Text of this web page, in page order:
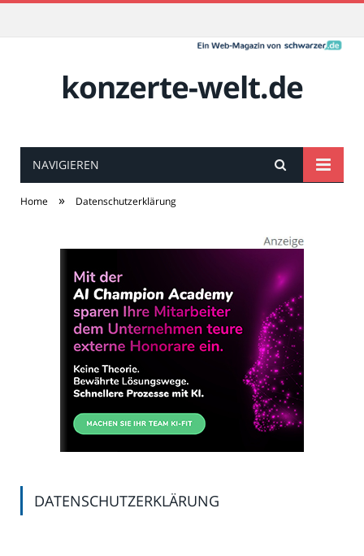
konzerte-welt.de
NAVIGIEREN
Home » Datenschutzerklärung
DATENSCHUTZERKLÄRUNG